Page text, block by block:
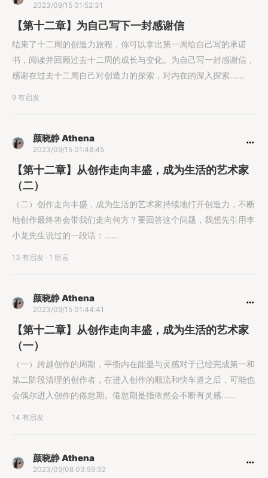
一直在B站更新自己的Vlog，分享日常记录和
生活经验。几年下来，我通
2023/09/15 01:52:31
【第十二章】为自己写下一封感谢信
结束了十二周的创造力旅程，你可以拿出第一周给自己写的承诺
书，阅读并回顾过去十二周的成长与变化。为自己写一封感谢信，
感谢在过去十二周自己对创造力的探索，对内在的深入探索......
9 有启发
颜晓静 Athena
2023/09/15 01:48:45
【第十二章】从创作走向丰盛，成为生活的艺术家
（二）
（二）创作走向丰盛，成为生活的艺术家持续地打开创造力，不断
地创作最终将会带我们走向何方？要回答这个问题，我想先引用李
小龙先生说过的一段话：......
13 有启发 · 1 留言
颜晓静 Athena
2023/09/15 01:44:41
【第十二章】从创作走向丰盛，成为生活的艺术家
（一）
（一）跨越创作的周期，平衡内在能量与灵感对于已经完成第一和
第二阶段清理的创作者，在进入创作的顺流和快车道之后，可能也
会偶尔进入创作的倦怠期。倦怠期是指依然会不断有灵感......
14 有启发
颜晓静 Athena
2023/09/08 03:59:32